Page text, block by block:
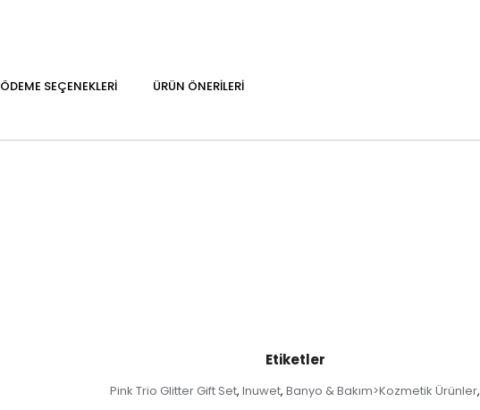
ÖDEME SEÇENEKLERI ÜRÜN ÖNERILERI
Etiketler
Pink Trio Glitter Gift Set, Inuwet, Banyo & Bakım>Kozmetik Ürünler,